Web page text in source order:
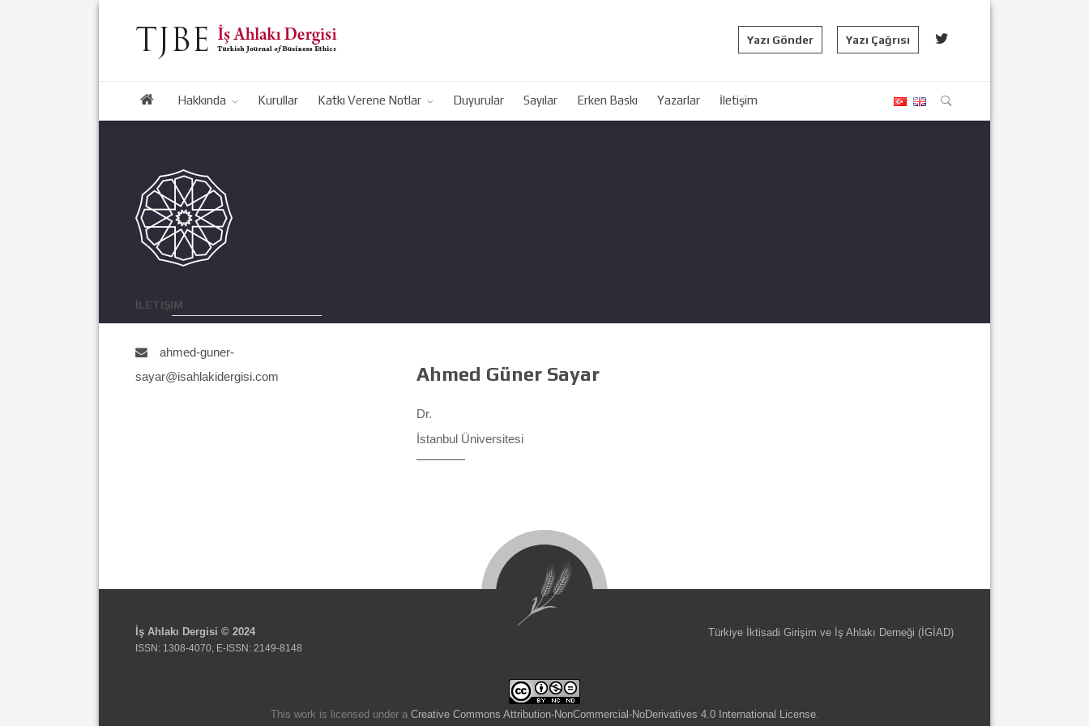
Yazı Gönder Yazı Çağrısı
Hakkında Kurullar Katkı Verene Notlar Duyurular Sayılar Erken Baskı Yazarlar İletişim
İLETIŞIM
ahmed-guner-
sayar@isahlakidergisi.com
Ahmed Güner Sayar
Dr.
İstanbul Üniversitesi
İş Ahlakı Dergisi © 2024
ISSN: 1308-4070, E-ISSN: 2149-8148
Türkiye İktisadi Girişim ve İş Ahlakı Derneği (İGİAD)
This work is licensed under a Creative Commons Attribution-NonCommercial-NoDerivatives 4.0 International License.